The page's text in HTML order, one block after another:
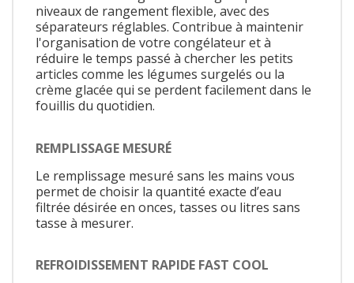
niveaux de rangement flexible, avec des
séparateurs réglables. Contribue à maintenir
l'organisation de votre congélateur et à
réduire le temps passé à chercher les petits
articles comme les légumes surgelés ou la
crème glacée qui se perdent facilement dans le
fouillis du quotidien.
REMPLISSAGE MESURÉ
Le remplissage mesuré sans les mains vous
permet de choisir la quantité exacte d’eau
filtrée désirée en onces, tasses ou litres sans
tasse à mesurer.
REFROIDISSEMENT RAPIDE FAST COOL